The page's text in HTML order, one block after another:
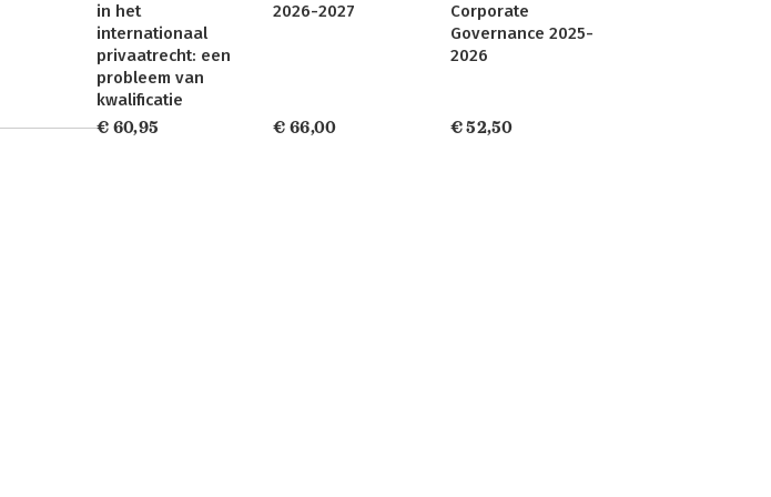
in het
internationaal
privaatrecht: een
probleem van
kwalificatie
€ 60,95
2026-2027
€ 66,00
Corporate
Governance 2025-
2026
€ 52,50